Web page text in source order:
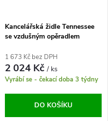
Kancelářská židle Tennessee
se vzdušným opěradlem
1 673 Kč bez DPH
2 024 Kč/ ks
Vyrábí se - čekací doba 3 týdny
DO KOŠÍKU